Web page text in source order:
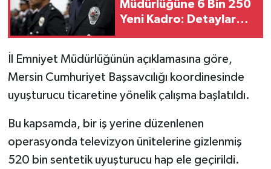
Müdürlüğüne 6 Bin 250
Yeni Kadro: Detaylar
İl Emniyet Müdürlüğünün açıklamasına göre,
Mersin Cumhuriyet Başsavcılığı koordinesinde
uyuşturucu ticaretine yönelik çalışma başlatıldı.
Bu kapsamda, bir iş yerine düzenlenen
operasyonda televizyon ünitelerine gizlenmiş
520 bin sentetik uyuşturucu hap ele geçirildi.